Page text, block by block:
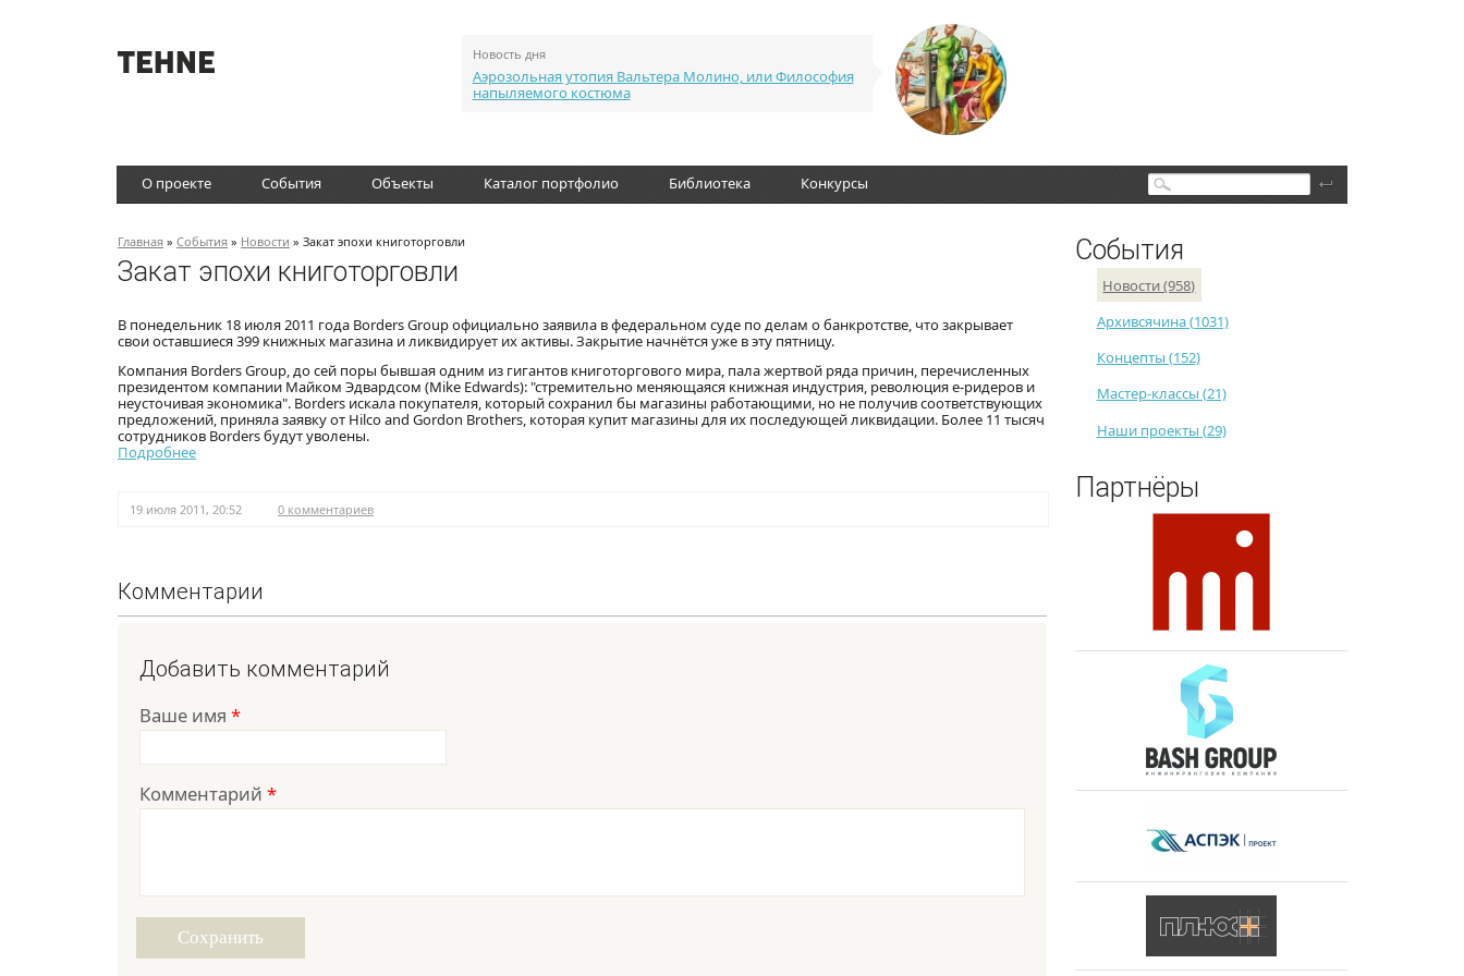
Новость дня
Аэрозольная утопия Вальтера Молино, или Философия
напыляемого костюма
О проекте События Объекты Каталог портфолио Библиотека Конкурсы Поиск
Главная » События » Новости » Закат эпохи книготорговли
Закат эпохи книготорговли
В понедельник 18 июля 2011 года Borders Group официально заявила в федеральном суде по делам о банкротстве, что закрывает
свои оставшиеся 399 книжных магазина и ликвидирует их активы. Закрытие начнётся уже в эту пятницу.
Компания Borders Group, до сей поры бывшая одним из гигантов книготоргового мира, пала жертвой ряда причин, перечисленных
президентом компании Майком Эдвардсом (Mike Edwards): "стремительно меняющаяся книжная индустрия, революция е-ридеров и
неусточивая экономика". Borders искала покупателя, который сохранил бы магазины работающими, но не получив соответствующих
предложений, приняла заявку от Hilco and Gordon Brothers, которая купит магазины для их последующей ликвидации. Более 11 тысяч
сотрудников Borders будут уволены.
Подробнее
19 июля 2011, 20:52 0 комментариев
Комментарии
Добавить комментарий
Ваше имя *
Комментарий *
События
Новости (958)
Архивсячина (1031)
Концепты (152)
Мастер-классы (21)
Наши проекты (29)
Партнёры